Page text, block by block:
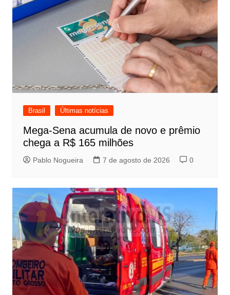
Brasil Últimas notícias
Mega-Sena acumula de novo e prêmio
chega a R$ 165 milhões
Pablo Nogueira 7 de agosto de 2026 0